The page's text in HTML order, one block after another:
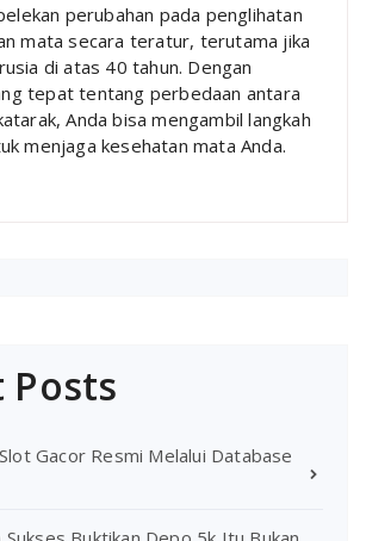
perubahan pada penglihatan
mata secara teratur, terutama jika
di atas 40 tahun. Dengan
tepat tentang perbedaan antara
Anda bisa mengambil langkah
menjaga kesehatan mata Anda.
Posts
Gacor Resmi Melalui Database